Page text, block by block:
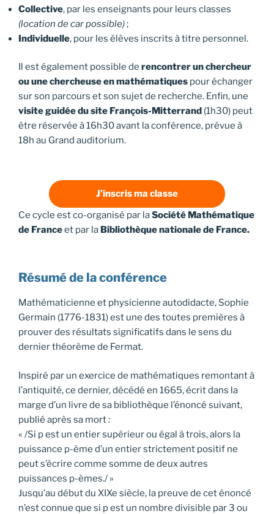
Collective, par les enseignants pour leurs classes
(location de car possible);
Individuelle, pour les élèves inscrits à titre personnel.
Il est également possible de rencontrer un chercheur
ou une chercheuse en mathématiques pour échanger
sur son parcours et son sujet de recherche. Enfin, une
visite guidée du site François-Mitterrand (1h30) peut
être réservée à 16h30 avant la conférence, prévue à
18h au Grand auditorium.
J’inscris ma classe
Ce cycle est co-organisé par laSociété Mathématique
de Franceet par la Bibliothèque nationale de France.
Résumé de la conférence
Mathématicienne et physicienne autodidacte, Sophie
Germain (1776-1831) est une des toutes premières à
prouver des résultats significatifs dans le sens du
dernier théorème de Fermat.
Inspiré par un exercice de mathématiques remontant à
l’antiquité, ce dernier, décédé en 1665, écrit dans la
marge d’un livre de sa bibliothèque l’énoncé suivant,
publié après sa mort :
« /Si p est un entier supérieur ou égal à trois, alors la
puissance p-ème d’un entier strictement positif ne
peut s’écrire comme somme de deux autres
puissances p-èmes./ »
Jusqu’au début du XIXe siècle, la preuve de cet énoncé
n’est connue que si p est un nombre divisible par 3 ou